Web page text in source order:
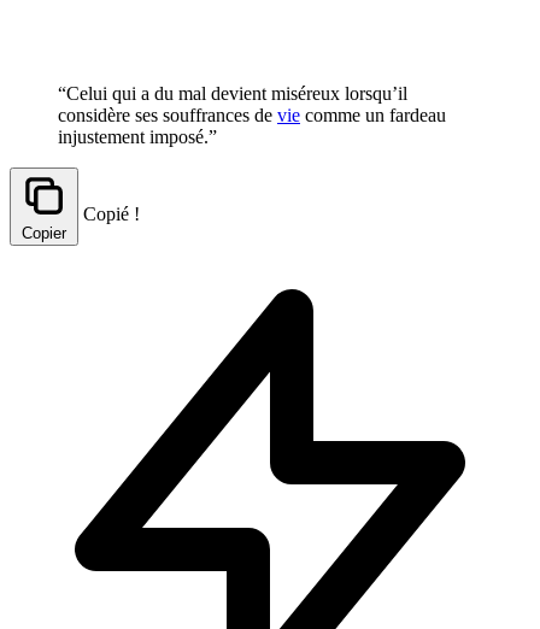
“Celui qui a du mal devient miséreux lorsqu’il
considère ses souffrances de vie comme un fardeau
injustement imposé.”
Copier
Copié !